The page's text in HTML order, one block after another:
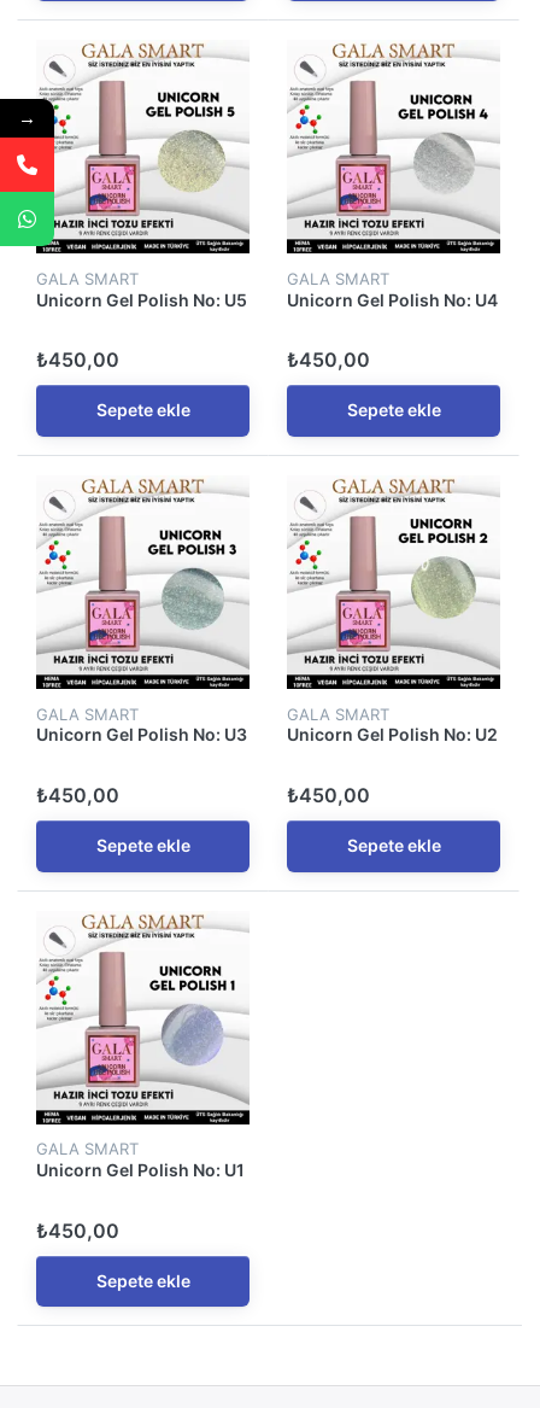
GALA SMART
Unicorn Gel Polish No: U5
₺450,00
Sepete ekle
GALA SMART
Unicorn Gel Polish No: U4
₺450,00
Sepete ekle
GALA SMART
Unicorn Gel Polish No: U3
₺450,00
Sepete ekle
GALA SMART
Unicorn Gel Polish No: U2
₺450,00
Sepete ekle
GALA SMART
Unicorn Gel Polish No: U1
₺450,00
Sepete ekle
→